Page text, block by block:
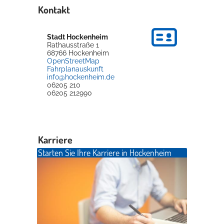
Kontakt
Stadt Hockenheim
Rathausstraße 1
68766 Hockenheim
OpenStreetMap
Fahrplanauskunft
info@hockenheim.de
06205 210
06205 212990
Karriere
Starten Sie Ihre Karriere in Hockenheim